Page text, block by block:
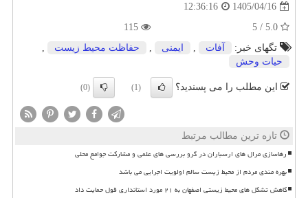
1405/04/16
12:36:16
تگهای خبر:
آفات , ایمنی , حفاظت محیط زیست
,
حیات وحش
این مطلب را می پسندید؟ (1)
(0)
تازه ترین مطالب مرتبط
رهاسازی مرال های ارسباران در گرو بررسی های علمی و مشارکت جوامع محلی
بهره مندی مردم از محیط زیست سالم اولویت اجرایی می باشد
کاهش تشکل های محیط زیستی اصفهان به ۲۱ مورد استانداری قول حمایت داد